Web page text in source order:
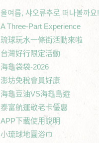
올여름, 샤오류추로 떠나볼까요!
A Three-Part Experience
琉球玩水一條街活動來啦
台灣好行限定活動
海龜袋袋-2026
澎坊免稅會員好康
海龜豆油VS海龜島遊
泰富航運敬老卡優惠
APP下載使用說明
小琉球地圖浴巾